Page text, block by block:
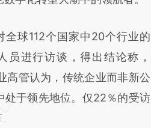
球112个国家中20个行业的
员进行访谈，得出结论称，
高管认为，传统企业而非新公
处于领先地位。仅22％的受访